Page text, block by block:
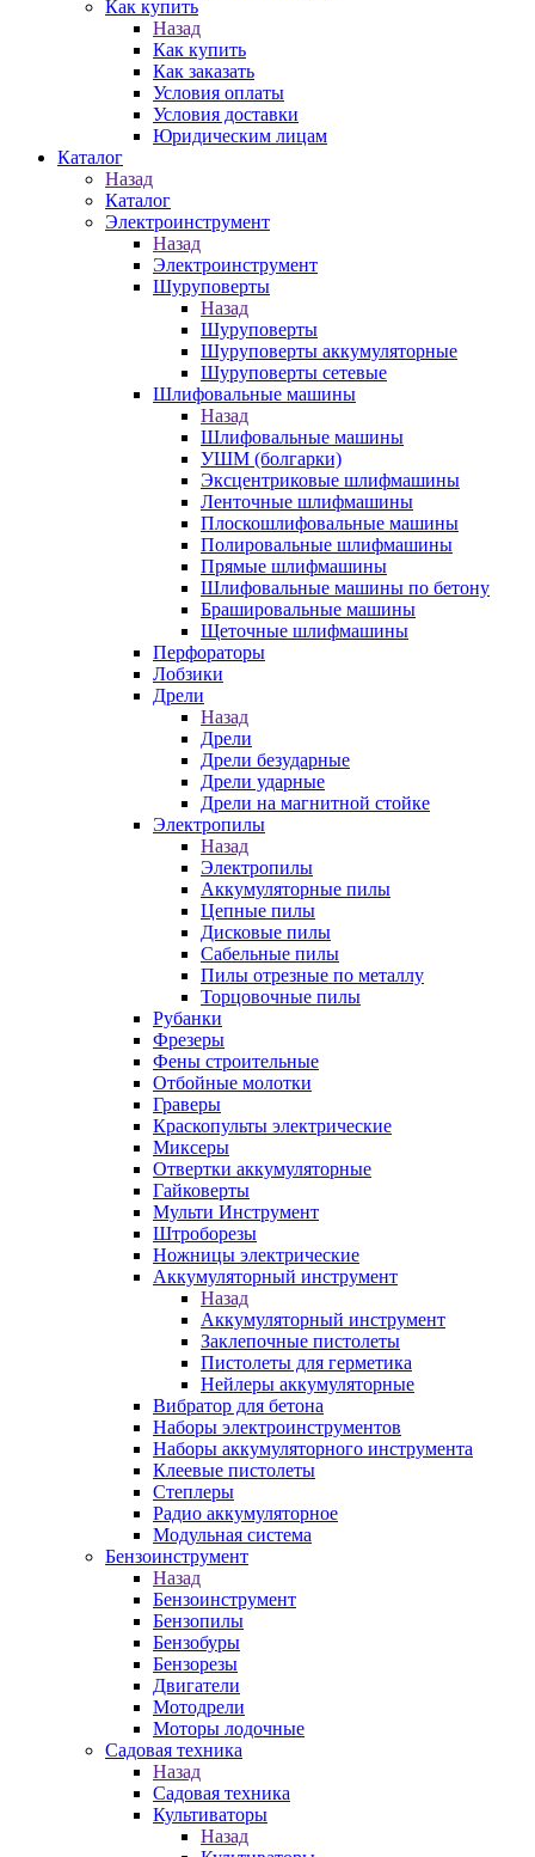
Как купить
Назад
Как купить
Как заказать
Условия оплаты
Условия доставки
Юридическим лицам
Каталог
Назад
Каталог
Электроинструмент
Назад
Электроинструмент
Шуруповерты
Назад
Шуруповерты
Шуруповерты аккумуляторные
Шуруповерты сетевые
Шлифовальные машины
Назад
Шлифовальные машины
УШМ (болгарки)
Эксцентриковые шлифмашины
Ленточные шлифмашины
Плоскошлифовальные машины
Полировальные шлифмашины
Прямые шлифмашины
Шлифовальные машины по бетону
Брашировальные машины
Щеточные шлифмашины
Перфораторы
Лобзики
Дрели
Назад
Дрели
Дрели безударные
Дрели ударные
Дрели на магнитной стойке
Электропилы
Назад
Электропилы
Аккумуляторные пилы
Цепные пилы
Дисковые пилы
Сабельные пилы
Пилы отрезные по металлу
Торцовочные пилы
Рубанки
Фрезеры
Фены строительные
Отбойные молотки
Граверы
Краскопульты электрические
Миксеры
Отвертки аккумуляторные
Гайковерты
Мульти Инструмент
Штроборезы
Ножницы электрические
Аккумуляторный инструмент
Назад
Аккумуляторный инструмент
Заклепочные пистолеты
Пистолеты для герметика
Нейлеры аккумуляторные
Вибратор для бетона
Наборы электроинструментов
Наборы аккумуляторного инструмента
Клеевые пистолеты
Степлеры
Радио аккумуляторное
Модульная система
Бензоинструмент
Назад
Бензоинструмент
Бензопилы
Бензобуры
Бензорезы
Двигатели
Мотодрели
Моторы лодочные
Садовая техника
Назад
Садовая техника
Культиваторы
Назад